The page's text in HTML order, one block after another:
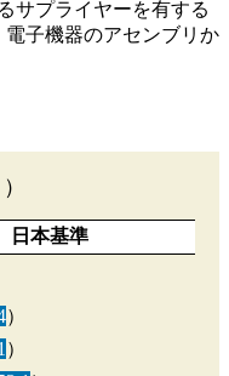
サプライヤーを有する
子機器のアセンブリか
本基準
）
）